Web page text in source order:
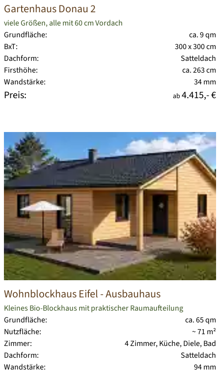
Gartenhaus Donau 2
viele Größen, alle mit 60 cm Vordach
Grundfläche:
ca. 9 qm
BxT:
300 x 300 cm
Dachform:
Satteldach
Firsthöhe:
ca. 263 cm
Wandstärke:
34 mm
Preis: ab 4.415,- €
Wohnblockhaus Eifel- Ausbauhaus
Kleines Bio-Blockhaus mit praktischer Raumaufteilung
Grundfläche:
ca. 65 qm
Nutzfläche:
~ 71 m²
Zimmer:
4 Zimmer, Küche, Diele, Bad
Dachform:
Satteldach
Wandstärke:
94 mm